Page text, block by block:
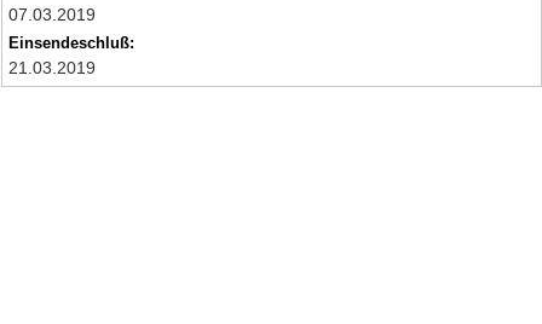
07.03.2019
Einsendeschluß:
21.03.2019